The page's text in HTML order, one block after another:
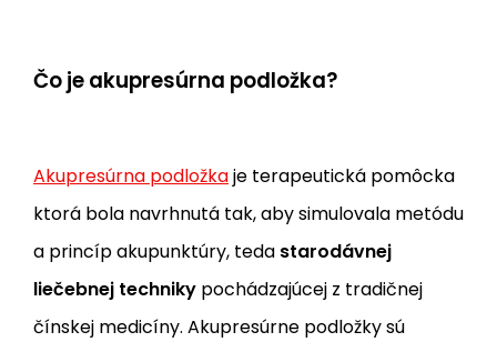
Čo je akupresúrna podložka?
Akupresúrna podložkaje terapeutická pomôcka
ktorá bola navrhnutá tak, aby simulovala metódu
a princíp akupunktúry, teda starodávnej
liečebnej techniky pochádzajúcej z tradičnej
čínskej medicíny. Akupresúrne podložky sú